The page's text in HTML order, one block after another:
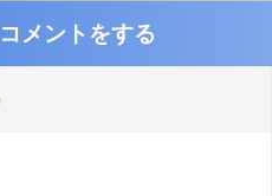
メントをする